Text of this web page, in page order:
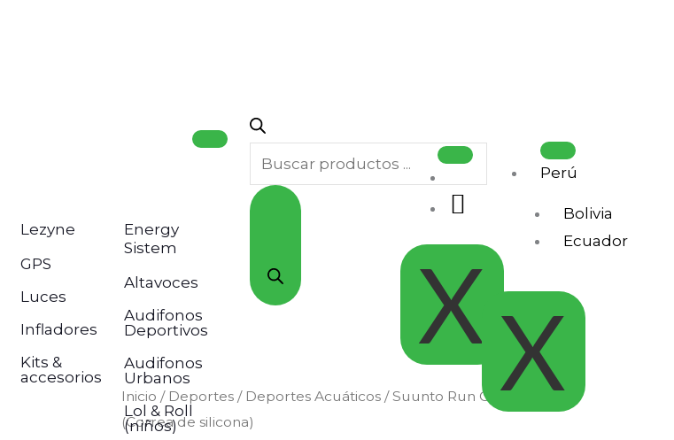
Lezyne
GPS
Luces
Infladores
Kits &
accesorios
Energy
Sistem
Altavoces
Audifonos
Deportivos
Audifonos
Urbanos
Lol & Roll
(niños)
X
Perú
Bolivia
Ecuador
X
Inicio / Deportes / Deportes Acuáticos / Suunto Run Coral Orange
(Correa de silicona)
El
El
Suunto
Run